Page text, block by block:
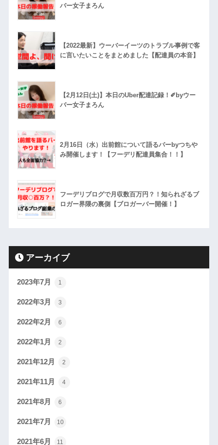
バー女子まろん
【2022最新】ウーバーイーツのトラブル事例で客
に言いたいことをまとめました【配達員の本音】
【2月12日(土)】本日のUber配達記録！✐byウー
バー女子まろん
2月16日（水）出前館について語るバーbyつちや
み開催します！【フーデリ配達員集合！！】
フーデリブログで月収数百万円？！知られざるブ
ロガー界隈の裏側【ブロガーバー開催！】
アーカイブ
2023年7月 1
2022年3月 3
2022年2月 6
2022年1月 2
2021年12月 2
2021年11月 4
2021年8月 6
2021年7月 10
2021年6月 11